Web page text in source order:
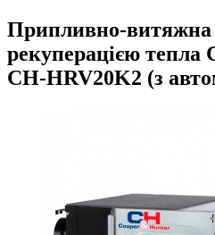
Припливно-витяжна
рекуперацією
CH-HRV20K2 (з